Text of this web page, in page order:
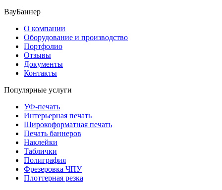
ВауБаннер
О компании
Оборудование и производство
Портфолио
Отзывы
Документы
Контакты
Популярные услуги
УФ-печать
Интерьерная печать
Широкоформатная печать
Печать баннеров
Наклейки
Таблички
Полиграфия
Фрезеровка ЧПУ
Плоттерная резка